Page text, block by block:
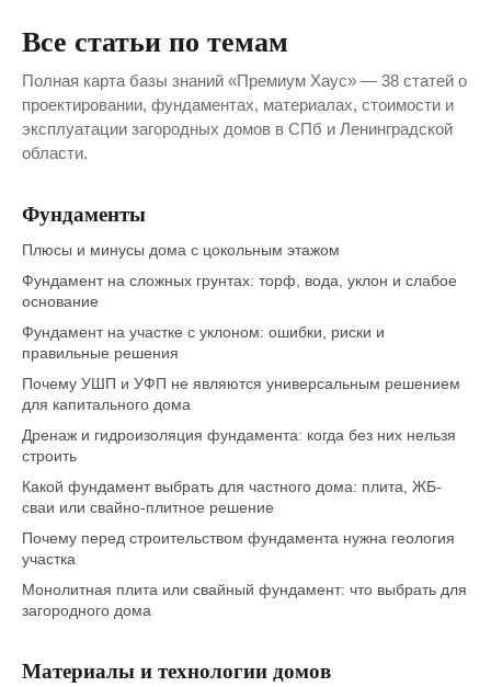
Все статьи по темам
Полная карта базы знаний «Премиум Хаус» — 38 статей о
проектировании, фундаментах, материалах, стоимости и
эксплуатации загородных домов в СПб и Ленинградской
области.
Фундаменты
Плюсы и минусы дома с цокольным этажом
Фундамент на сложных грунтах: торф, вода, уклон и слабое
основание
Фундамент на участке с уклоном: ошибки, риски и
правильные решения
Почему УШП и УФП не являются универсальным решением
для капитального дома
Дренаж и гидроизоляция фундамента: когда без них нельзя
строить
Какой фундамент выбрать для частного дома: плита, ЖБ-
сваи или свайно-плитное решение
Почему перед строительством фундамента нужна геология
участка
Монолитная плита или свайный фундамент: что выбрать для
загородного дома
Материалы и технологии домов